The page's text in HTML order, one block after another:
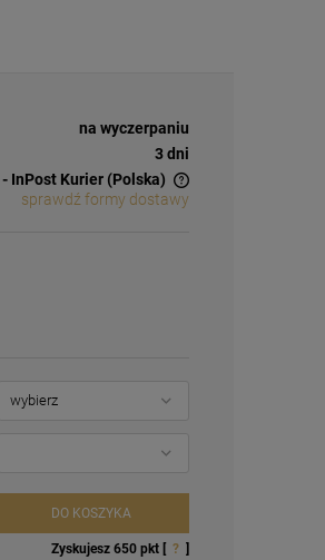
na wyczerpaniu
3 dni
- InPost Kurier (Polska)
sprawdź formy dostawy
DO KOSZYKA
Zyskujesz 650pkt [ ? ]